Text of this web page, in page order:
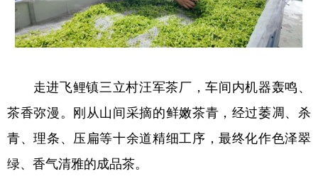
彩票 娱乐 时尚 悦读
公益 一带一路 亚太网 上市公司
文化产业
地方频道
北京 天津
走进飞鲤镇三立村汪军茶厂，车间内机器轰鸣、
茶香弥漫。刚从山间采摘的鲜嫩茶青，经过萎凋、杀
青、理条、压扁等十余道精细工序，最终化作色泽翠
绿、香气清雅的成品茶。